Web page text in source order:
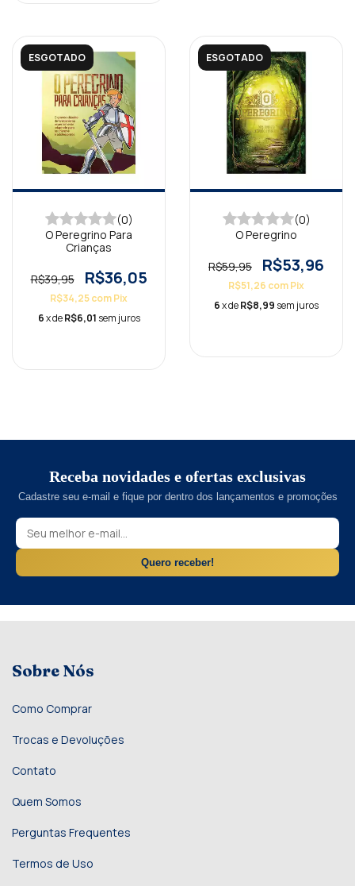
ESGOTADO
(0)
O Peregrino Para
Crianças
R$39,95 R$36,05
R$34,25comPix
6x deR$6,01 sem juros
ESGOTADO
(0)
O Peregrino
R$59,95 R$53,96
R$51,26 comPix
6x deR$8,99 sem juros
Receba novidades e ofertas exclusivas
Cadastre seu e-mail e fique por dentro dos lançamentos e promoções
Quero receber!
Sobre Nós
Como Comprar
Trocas e Devoluções
Contato
Quem Somos
Perguntas Frequentes
Termos de Uso